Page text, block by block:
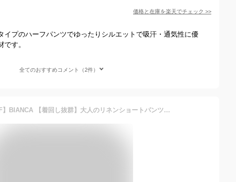
価格と在庫を楽天でチェック >>
イプのハーフパンツでゆったりシルエットで吸汗・通気性に優
す。
全てのおすすめコメント（2件）
【SALE／25%OFF】BIANCA 【着回し抜群】大人のリネンショートパンツ ビアンカ パンツ その他のパンツ ブラック ベージュ【送料無料】